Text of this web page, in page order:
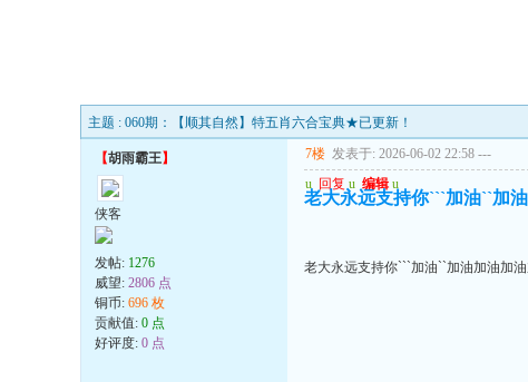
主题 : 060期：【顺其自然】特五肖六合宝典★已更新！
【胡雨霸王】
侠客
发帖: 1276
威望: 2806 点
铜币: 696 枚
贡献值: 0 点
好评度: 0 点
7楼 发表于: 2026-06-02 22:58 ---
u 回复 u 编辑 u
老大永远支持你```加油``加
老大永远支持你```加油``加油加油加